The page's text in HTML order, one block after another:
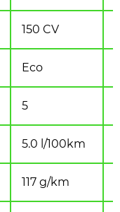
150 CV
Eco
5
5.0 l/100km
117 g/km